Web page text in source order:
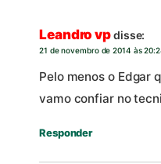
Leandro vpdisse:
21 de novembro de 2014 às
Pelo menos o Edgar
vamo confiar no
Responder